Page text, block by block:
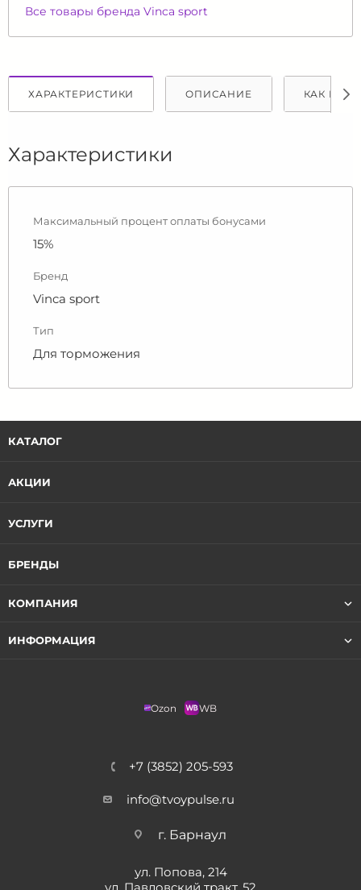
Все товары бренда Vinca sport
ХАРАКТЕРИСТИКИ ОПИСАНИЕ КАК
Характеристики
Максимальный процент оплаты бонусами
15%
Бренд
Vinca sport
Тип
Для торможения
КАТАЛОГ
АКЦИИ
УСЛУГИ
БРЕНДЫ
КОМПАНИЯ
ИНФОРМАЦИЯ
Ozon WB
+7 (3852) 205-593
info@tvoypulse.ru
г. Барнаул
ул. Попова, 214